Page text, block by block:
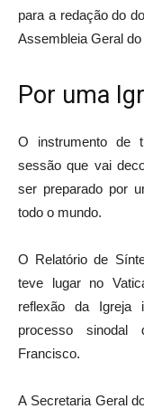
para a redação do
Assembleia Geral
Por uma
O instrumento de
sessão que vai
ser preparado por
todo o mundo.
O Relatório de
teve lugar no
reflexão da Igreja
processo sinodal
Francisco.
A Secretaria Geral